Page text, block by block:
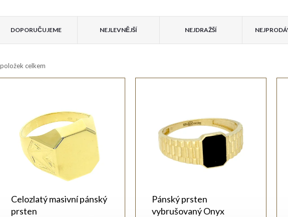
DOPORUČUJEME NEJLEVNĚJŠÍ NEJDRAŽŠÍ
položek celkem
Celozlatý masivní pánský
prsten
Pánský prsten
vybrušovaný Onyx